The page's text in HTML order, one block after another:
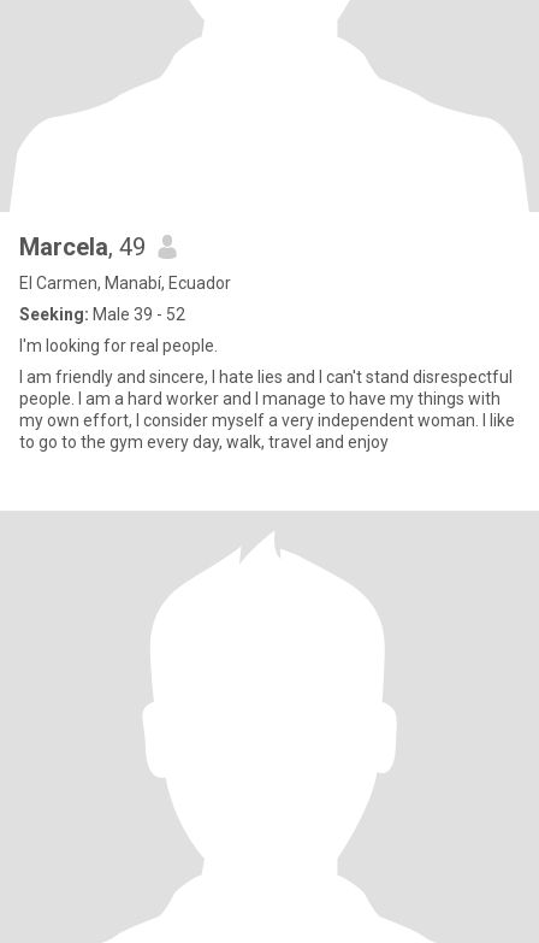
Marcela, 49
El Carmen, Manabí, Ecuador
Seeking: Male 39 - 52
I'm looking for real people.
I am friendly and sincere, I hate lies and I can't stand disrespectful
people. I am a hard worker and I manage to have my things with
my own effort, I consider myself a very independent woman. I like
to go to the gym every day, walk, travel and enjoy